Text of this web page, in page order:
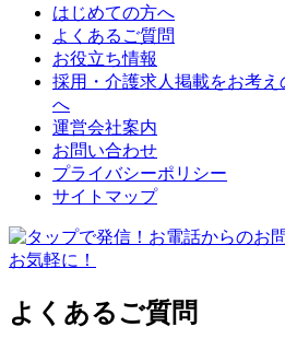
はじめての方へ
よくあるご質問
お役立ち情報
採用・介護求人掲載をお考
へ
運営会社案内
お問い合わせ
プライバシーポリシー
サイトマップ
よくあるご質問